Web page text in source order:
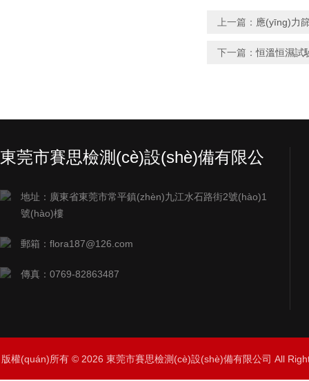
上一篇： 應(yīng)力
下一篇：恒溫恒濕試
東莞市賽思檢測(cè)設(shè)備有限公
地址：廣東省東莞市常平鎮(zhèn)九江水石路街2號(hào)1
號(hào)樓
郵箱：flora187@126.com
傳真：0769-82863487
版權(quán)所有 © 2026 東莞市賽思檢測(cè)設(shè)備有限公司 All